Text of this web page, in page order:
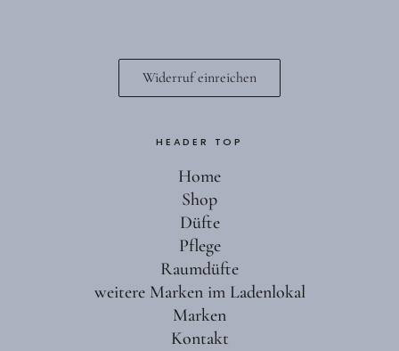
Widerruf einreichen
HEADER TOP
Home
Shop
Düfte
Pflege
Raumdüfte
weitere Marken im Ladenlokal
Marken
Kontakt